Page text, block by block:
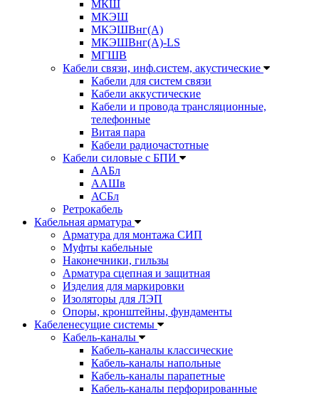
МКШ
МКЭШ
МКЭШВнг(А)
МКЭШВнг(А)-LS
МГШВ
Кабели связи, инф.систем, акустические
Кабели для систем связи
Кабели аккустические
Кабели и провода трансляционные,
телефонные
Витая пара
Кабели радиочастотные
Кабели силовые с БПИ
ААБл
ААШв
АСБл
Ретрокабель
Кабельная арматура
Арматура для монтажа СИП
Муфты кабельные
Наконечники, гильзы
Арматура сцепная и защитная
Изделия для маркировки
Изоляторы для ЛЭП
Опоры, кронштейны, фундаменты
Кабеленесущие системы
Кабель-каналы
Кабель-каналы классические
Кабель-каналы напольные
Кабель-каналы парапетные
Кабель-каналы перфорированные